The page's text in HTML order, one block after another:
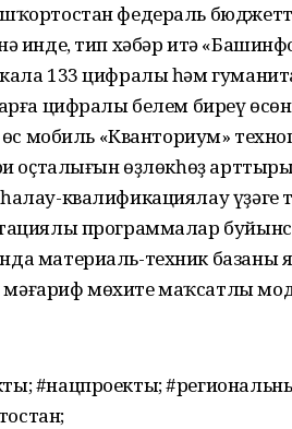
федераль
инде, тип хәбәр итә
133 цифралы һәм
цифралы белем биреү өсөн
өс мобиль «Кванториум»
оҫталығын өҙлөкһөҙ
квалификациялау үҙәге
программалар
материаль-техник базаны
мөхите маҡсатлы
#нацпроекты;